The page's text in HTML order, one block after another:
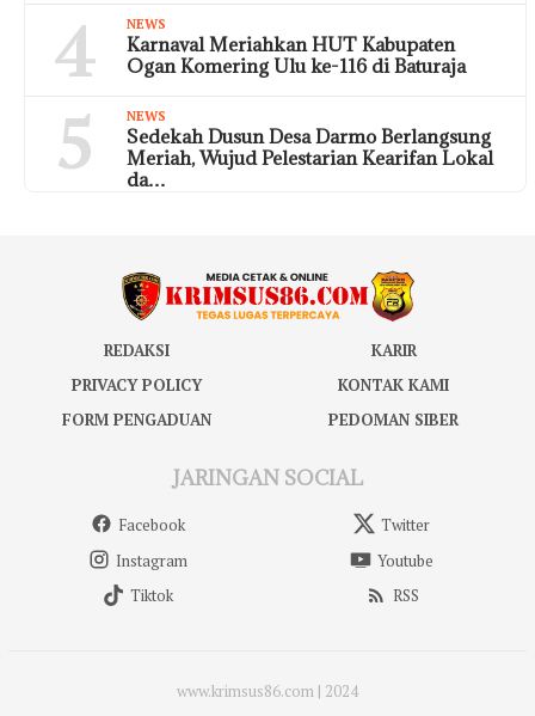
4 NEWS
Karnaval Meriahkan HUT Kabupaten
Ogan Komering Ulu ke-116 di Baturaja
5 NEWS
Sedekah Dusun Desa Darmo Berlangsung
Meriah, Wujud Pelestarian Kearifan Lokal
da…
REDAKSI
KARIR
PRIVACY POLICY
KONTAK KAMI
FORM PENGADUAN
PEDOMAN SIBER
JARINGAN SOCIAL
Facebook
Twitter
Instagram
Youtube
Tiktok
RSS
www.krimsus86.com | 2024